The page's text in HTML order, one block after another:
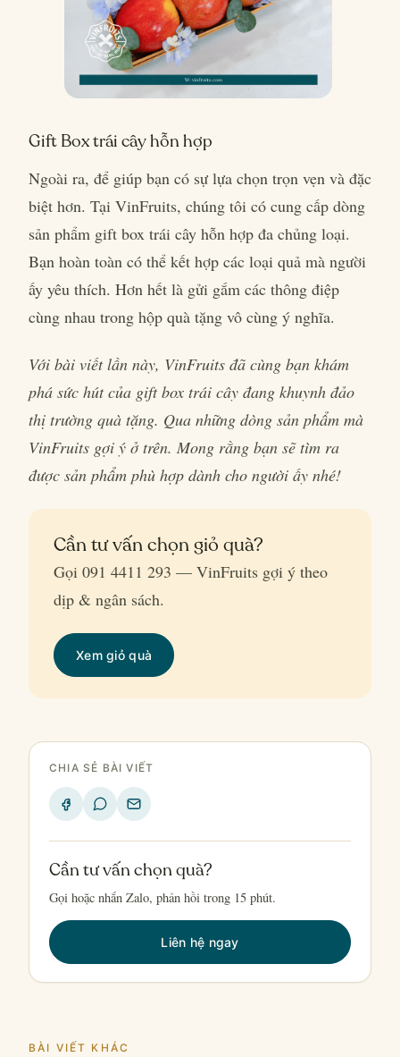
Gift Box trái cây hỗn hợp
Ngoài ra, để giúp bạn có sự lựa chọn trọn vẹn và đặc
biệt hơn. Tại VinFruits, chúng tôi có cung cấp dòng
sản phẩm gift box trái cây hỗn hợp đa chủng loại.
Bạn hoàn toàn có thể kết hợp các loại quả mà người
ấy yêu thích. Hơn hết là gửi gắm các thông điệp
cùng nhau trong hộp quà tặng vô cùng ý nghĩa.
Với bài viết lần này, VinFruits đã cùng bạn khám
phá sức hút của gift box trái cây đang khuynh đảo
thị trường quà tặng. Qua những dòng sản phẩm mà
VinFruits gợi ý ở trên. Mong rằng bạn sẽ tìm ra
được sản phẩm phù hợp dành cho người ấy nhé!
Cần tư vấn chọn giỏ quà?
Gọi 091 4411 293 — VinFruits gợi ý theo
dịp & ngân sách.
Xem giỏ quà
CHIA SẺ BÀI VIẾT
Cần tư vấn chọn quà?
Gọi hoặc nhắn Zalo, phản hồi trong 15 phút.
Liên hệ ngay
BÀI VIẾT KHÁC